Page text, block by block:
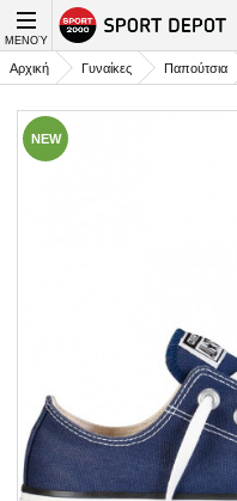
ΜΕΝΟΎ
Αρχική Γυναίκες Παπούτσια
NEW